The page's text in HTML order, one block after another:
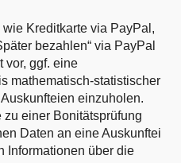
Kreditkarte via PayPal,
bezahlen“ via PayPal
vor, ggf. eine
mathematisch-statistischer
einzuholen.
einer Bonitätsprüfung
Daten an eine Auskunftei
Informationen über die